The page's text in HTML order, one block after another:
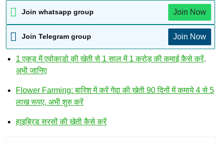
Join whatsapp group Join Now
Join Telegram group Join Now
1 एकड़ में एवोकाडो की खेती से 1 साल में 1 करोड़ की कमाई कैसे करें,
अभी जानिए
Flower Farming: बारिश में करें गेंदा की खेती 90 दिनों में कमाये 4 से 5
लाख रूपए, अभी शुरु करें
हाइब्रिड सरसों की खेती कैसे करें